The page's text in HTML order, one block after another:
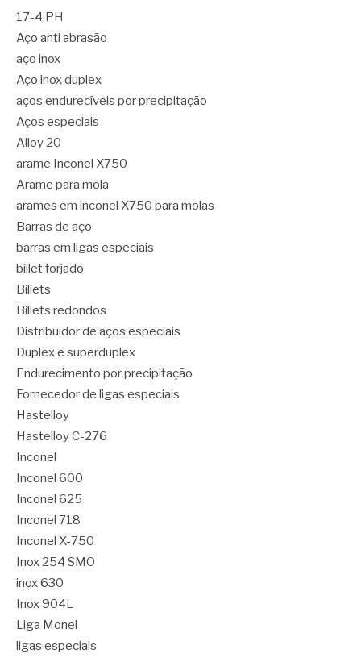
17-4 PH
Aço anti abrasão
aço inox
Aço inox duplex
aços endurecíveis por precipitação
Aços especiais
Alloy 20
arame Inconel X750
Arame para mola
arames em inconel X750 para molas
Barras de aço
barras em ligas especiais
billet forjado
Billets
Billets redondos
Distribuidor de aços especiais
Duplex e superduplex
Endurecimento por precipitação
Fornecedor de ligas especiais
Hastelloy
Hastelloy C-276
Inconel
Inconel 600
Inconel 625
Inconel 718
Inconel X-750
Inox 254 SMO
inox 630
Inox 904L
Liga Monel
ligas especiais